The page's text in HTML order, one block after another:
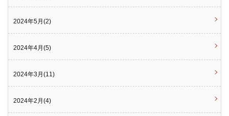
2024年5月(2)
2024年4月(5)
2024年3月(11)
2024年2月(4)